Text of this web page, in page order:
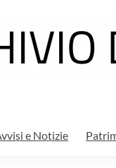
e Notizie